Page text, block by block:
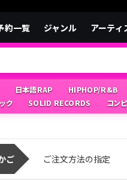
約一覧 ジャンル アーティ
日本語RAP HIPHOP/R&B
ク
SOLID RECORDS コン
ご ご注文方法の指定